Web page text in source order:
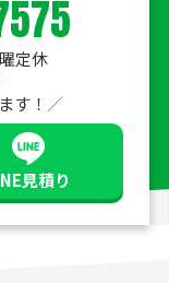
定休
す！
見積り